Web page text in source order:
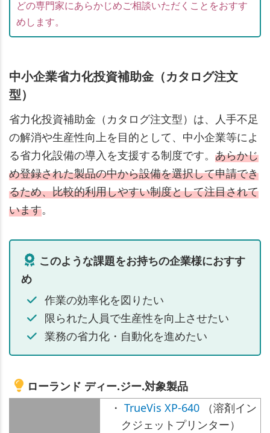
どの専門家にあらかじめご相談いただくことをおすす
めします。
中小企業省力化投資補助金（カタログ注文
型）
省力化投資補助金（カタログ注文型）は、人手不足
の解消や生産性向上を目的として、中小企業等によ
る省力化設備の導入を支援する制度です。 あらかじ
め登録された製品の中から設備を選択して申請でき
るため、比較的利用しやすい制度として注目されて
います。
このような課題をお持ちの企業様におすす
め
作業の効率化を図りたい
限られた人員で生産性を向上させたい
業務の省力化・自動化を進めたい
ローランド ディー.ジー.対象製品
・ TrueVis XP-640 （溶剤イン
クジェットプリンター）